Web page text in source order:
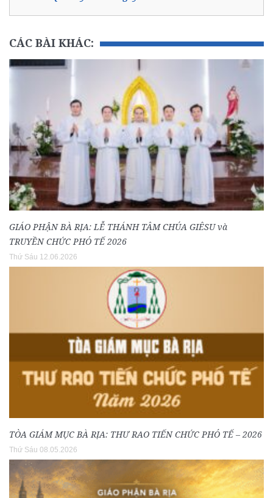
CÁC BÀI KHÁC:
GIÁO PHẬN BÀ RỊA: LỄ THÁNH TÂM CHÚA GIÊSU và
TRUYỀN CHỨC PHÓ TẾ 2026
Thứ Sáu 12.06.2026
TÒA GIÁM MỤC BÀ RỊA: THƯ RAO TIẾN CHỨC PHÓ TẾ – 2026
Thứ Sáu 08.05.2026